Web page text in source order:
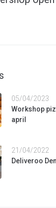
05/04/2023
Workshop
april
21/04/2022
Deliveroo